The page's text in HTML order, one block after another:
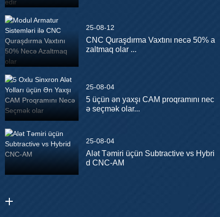
25-08-12
CNC Quraşdırma Vaxtını necə 50% a
zaltmaq olar ...
25-08-04
5 üçün ən yaxşı CAM proqramını nec
ə seçmək olar...
25-08-04
Alət Təmiri üçün Subtractive vs Hybri
d CNC-AM